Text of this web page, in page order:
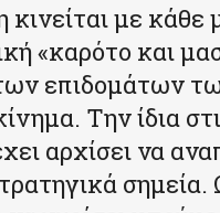
με κάθε
«καρότο και
επιδομάτων
Την ίδια
αρχίσει να